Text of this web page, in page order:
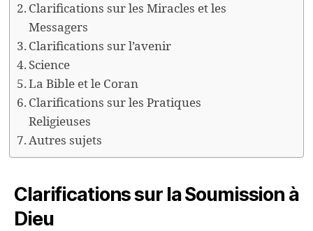
Clarifications sur les Miracles et les
Messagers
Clarifications sur l’avenir
Science
La Bible et le Coran
Clarifications sur les Pratiques
Religieuses
Autres sujets
Clarifications sur la Soumission à
Dieu